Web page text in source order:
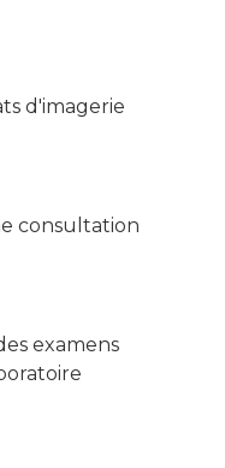
d'imagerie
consultation
examens